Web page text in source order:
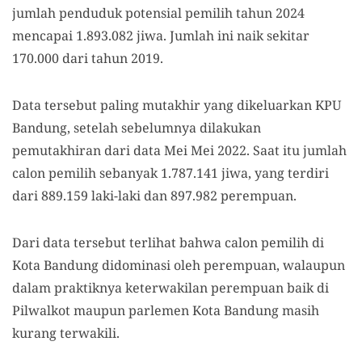
jumlah penduduk potensial pemilih tahun 2024
mencapai 1.893.082 jiwa. Jumlah ini naik sekitar
170.000 dari tahun 2019.
Data tersebut paling mutakhir yang dikeluarkan KPU
Bandung, setelah sebelumnya dilakukan
pemutakhiran dari data Mei Mei 2022. Saat itu jumlah
calon pemilih sebanyak 1.787.141 jiwa, yang terdiri
dari 889.159 laki-laki dan 897.982 perempuan.
Dari data tersebut terlihat bahwa calon pemilih di
Kota Bandung didominasi oleh perempuan, walaupun
dalam praktiknya keterwakilan perempuan baik di
Pilwalkot maupun parlemen Kota Bandung masih
kurang terwakili.